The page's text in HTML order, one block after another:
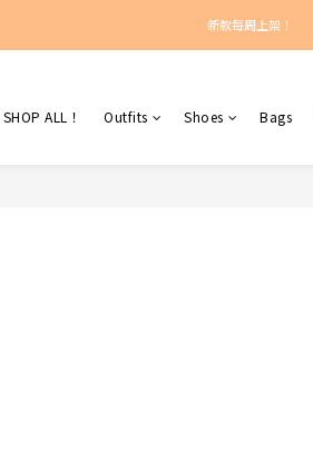
新款每周上架！
新款每周上架！
新款每周上架！
SHOP ALL！ Outfits Shoes Bags